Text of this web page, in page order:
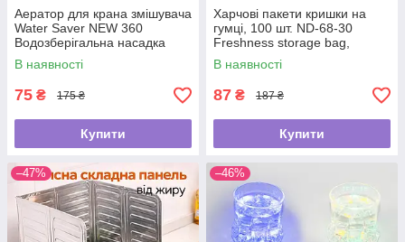
Аератор для крана змішувача
Water Saver NEW 360
Водозберігальна насадка
В наявності
75 ₴ 175 ₴
Купити
Харчові пакети кришки на
гумці, 100 шт. ND-68-30
Freshness storage bag,
Прозорі/Політиленові пакети
для їжі
В наявності
87 ₴ 187 ₴
Купити
–47% –46%